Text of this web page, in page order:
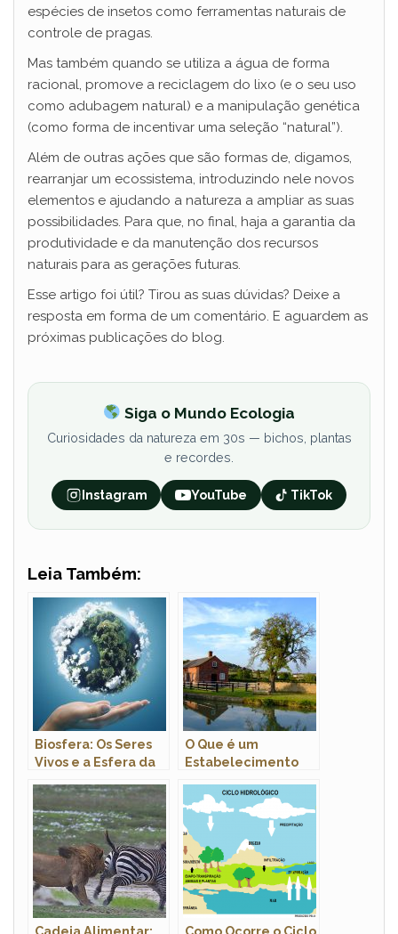
espécies de insetos como ferramentas naturais de
controle de pragas.
Mas também quando se utiliza a água de forma
racional, promove a reciclagem do lixo (e o seu uso
como adubagem natural) e a manipulação genética
(como forma de incentivar uma seleção “natural”).
Além de outras ações que são formas de, digamos,
rearranjar um ecossistema, introduzindo nele novos
elementos e ajudando a natureza a ampliar as suas
possibilidades. Para que, no final, haja a garantia da
produtividade e da manutenção dos recursos
naturais para as gerações futuras.
Esse artigo foi útil? Tirou as suas dúvidas? Deixe a
resposta em forma de um comentário. E aguardem as
próximas publicações do blog.
Siga o Mundo Ecologia
Curiosidades da natureza em 30s — bichos, plantas
e recordes.
Instagram YouTube TikTok
Leia Também:
Biosfera: Os Seres
Vivos e a Esfera da
O Que é um
Estabelecimento
Cadeia Alimentar:
Como Ocorre o Ciclo